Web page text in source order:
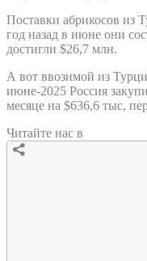
Поставки абрикосов из
год назад в июне они
достигли $26,7 млн.
А вот ввозимой из
июне-2025 Россия
месяце на $636,6 тыс,
Читайте нас в